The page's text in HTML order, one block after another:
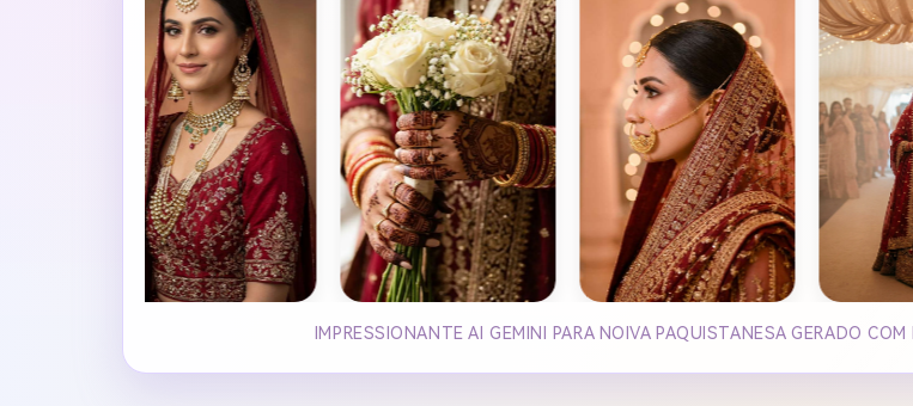
IMPRESSIONANTE AI GEMINI PARA NOIVA PAQUISTANESA GERADO